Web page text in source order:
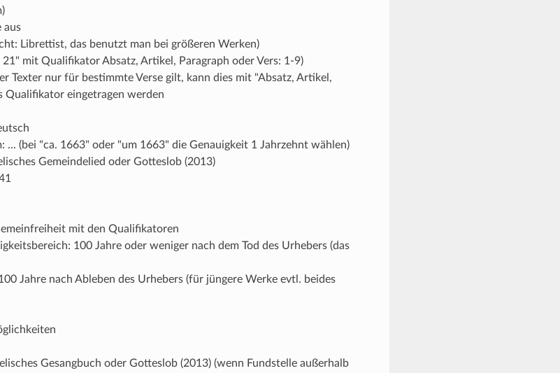
aus
Librettist, das benutzt man bei größeren Werken)
mit Qualifikator Absatz, Artikel, Paragraph oder Vers: 1-9)
Texter nur für bestimmte Verse gilt, kann dies mit "Absatz, Artikel,
Qualifikator eingetragen werden
(bei "ca. 1663" oder "um 1663" die Genauigkeit 1 Jahrzehnt wählen)
Gemeindelied oder Gotteslob (2013)
mit den Qualifikatoren
100 Jahre oder weniger nach dem Tod des Urhebers (das
Jahre nach Ableben des Urhebers (für jüngere Werke evtl. beides
Gesangbuch oder Gotteslob (2013) (wenn Fundstelle außerhalb